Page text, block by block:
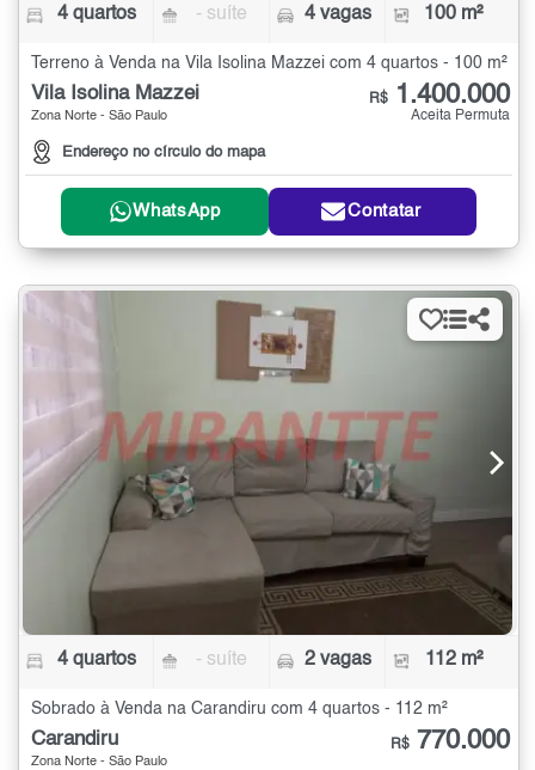
4 quartos - suíte 4 vagas 100 m²
Terreno à Venda na Vila Isolina Mazzei com 4 quartos - 100 m²
Vila Isolina Mazzei
Zona Norte - São Paulo
Endereço no círculo do mapa
R$ 1.400.000
Aceita Permuta
WhatsApp Contatar
4 quartos - suíte 2 vagas 112 m²
Sobrado à Venda na Carandiru com 4 quartos - 112 m²
Carandiru
Zona Norte - São Paulo
R$ 770.000